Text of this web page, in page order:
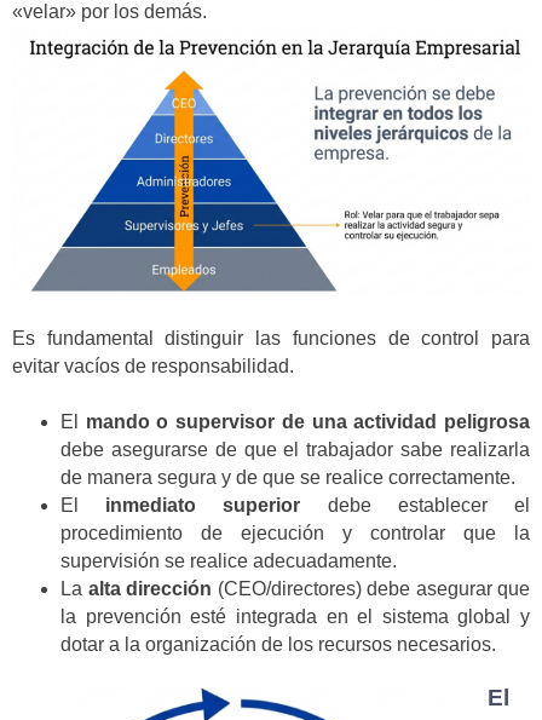
«velar» por los demás.
Es fundamental distinguir las funciones de control para
evitar vacíos de responsabilidad.
El mando o supervisor de una actividad peligrosa
debe asegurarse de que el trabajador sabe realizarla
de manera segura y de que se realice correctamente.
El inmediato superior debe establecer el
procedimiento de ejecución y controlar que la
supervisión se realice adecuadamente.
La alta dirección (CEO/directores) debe asegurar que
la prevención esté integrada en el sistema global y
dotar a la organización de los recursos necesarios.
El